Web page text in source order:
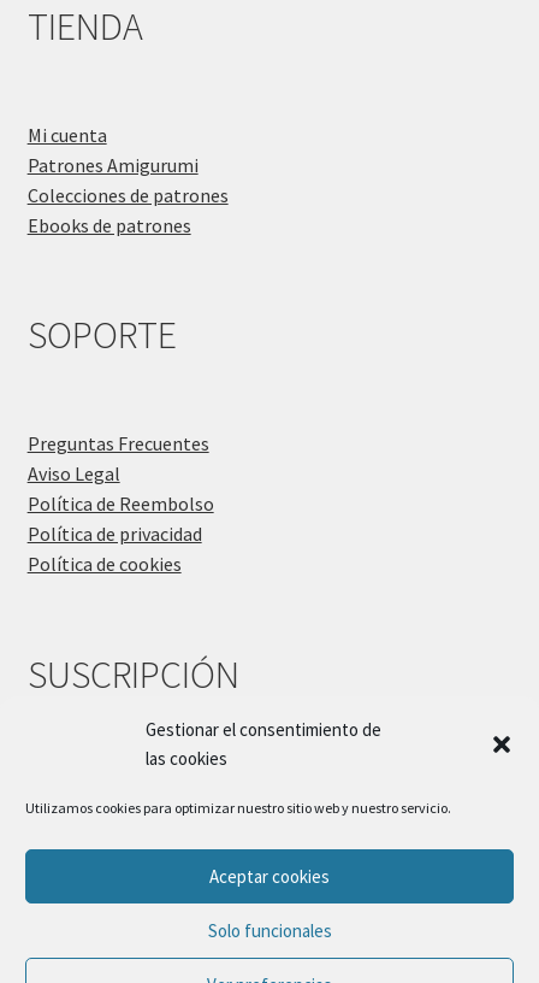
Gestionar el consentimiento de
las cookies
Utilizamos cookies para optimizar nuestro sitio web y nuestro servicio.
Aceptar cookies
Solo funcionales
TIENDA
Mi cuenta
Patrones Amigurumi
Colecciones de patrones
Ebooks de patrones
SOPORTE
Preguntas Frecuentes
Aviso Legal
Política de Reembolso
Política de privacidad
Política de cookies
SUSCRIPCIÓN
© Sueños Blanditos 2026
Construido con WooCommerce